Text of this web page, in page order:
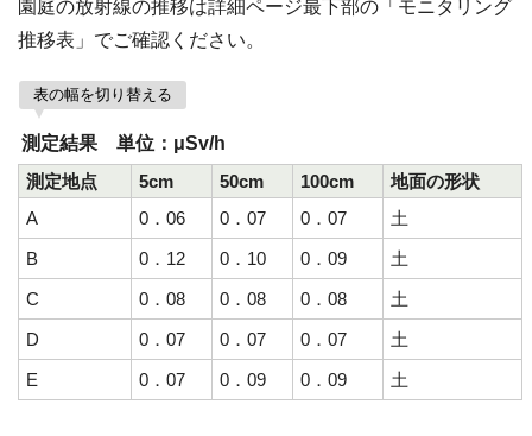
園庭の放射線の推移は詳細ページ最下部の「モニタリング
推移表」でご確認ください。
表の幅を切り替える
測定結果 単位：μSv/h
測定地点
5cm 50cm 100cm
地面の形状
A
0．06 0．07 0．07
土
B
0．12 0．10 0．09
土
C
0．08 0．08 0．08
土
D
0．07 0．07 0．07
土
E
0．07 0．09 0．09 土